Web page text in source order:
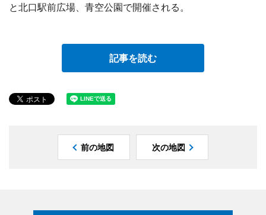
と北口駅前広場、青空公園で開催される。
記事を読む
前の地図 次の地図